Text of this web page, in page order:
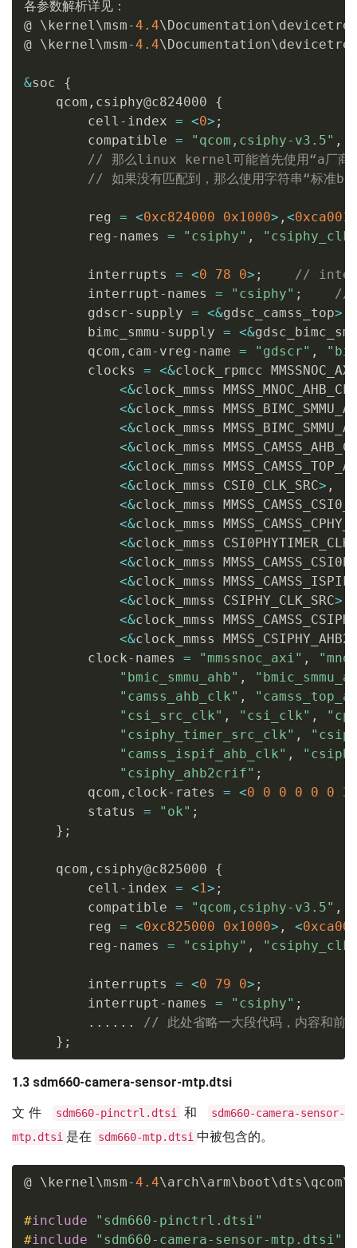
各参数解析详见：
@ \kernel\msm-4.4
@ \kernel\msm-4.4
&soc {
    qcom
, csiphy@c824000 {
        cell
- index = <0> ;
        compatible
= "qcom,csiphy-v3.5" ,
// 那么linux kernel可能首先使用“a厂商
// 如果没有匹配到，那么使用字符串“标准
        reg
= <0xc824000 0x1000> , <
        reg
- names = "csiphy" ,
        interrupts
= <0 78 0> ;
//
        interrupt
- names = "csiphy" ;
//
        gdscr
- supply = <&gdsc_camss_top>
        bimc_smmu
- supply = <&
        qcom
, cam- vreg- name = "gdscr" ,
        clocks
= <&clock_rpmcc
<&clock_mmss
<&clock_mmss
<&clock_mmss
<&clock_mmss
<&clock_mmss
<&clock_mmss CSI0_CLK_SRC> ,
<&clock_mmss
<&clock_mmss
<&clock_mmss
<&clock_mmss
<&clock_mmss
<&clock_mmss CSIPHY_CLK_SRC>
<&clock_mmss
<&clock_mmss
        clock
- names = "mmssnoc_axi" ,
"bmic_smmu_ahb" ,
"camss_ahb_clk" ,
"csi_src_clk" , "csi_clk" ,
"csiphy_timer_src_clk" ,
"camss_ispif_ahb_clk" ,
"csiphy_ahb2crif" ;
        qcom
, clock- rates = <0 0 0 0 0 0
        status
= "ok" ;
} ;
    qcom
, csiphy@c825000 {
        cell
- index = <1> ;
        compatible
= "qcom,csiphy-v3.5" ,
        reg
= <0xc825000 0x1000> , <
        reg
- names = "csiphy" ,
        interrupts
= <0 79 0> ;
        interrupt
- names = "csiphy" ;
. . . . . .
// 此处省略一大段代码，内容和
} ;
1.3 sdm660-camera-sensor-mtp.dtsi
文件
sdm660-pinctrl.dtsi 和
sdm660-camera-sensor-
mtp.dtsi 是在 sdm660-mtp.dtsi 中被包含的。
@ \kernel\msm-4.4
#include
"sdm660-pinctrl.dtsi"
#include "sdm660-camera-sensor-mtp.dtsi"